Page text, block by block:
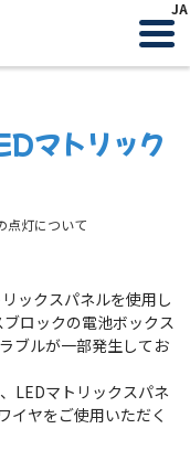
JA
マトリック
点灯について
ックスパネルを使用し
ロックの電池ボックス
ブルが一部発生してお
LEDマトリックスパネ
イヤをご使用いただく